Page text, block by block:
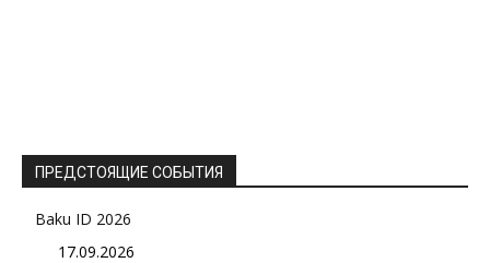
ПРЕДСТОЯЩИЕ СОБЫТИЯ
Baku ID 2026
17.09.2026